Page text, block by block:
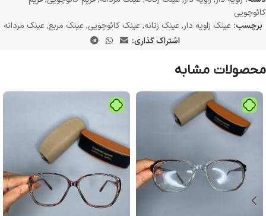
کائوچویی
برچسب: عینک زاویه دار,عینک زنانه,عینک کائوچویی,عینک مربع,عینک مردانه
اشتراک گذاری:
محصولات مشابه